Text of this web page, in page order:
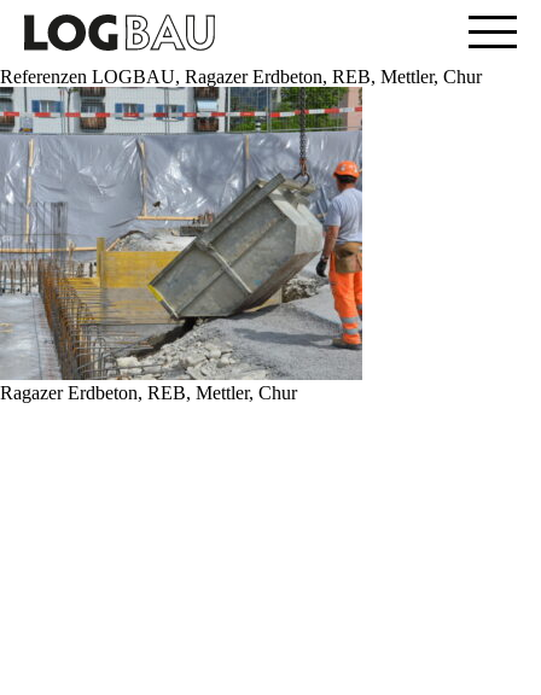
Referenzen LOGBAU, Ragazer Erdbeton, REB, Mettler, Chur
Ragazer Erdbeton, REB, Mettler, Chur